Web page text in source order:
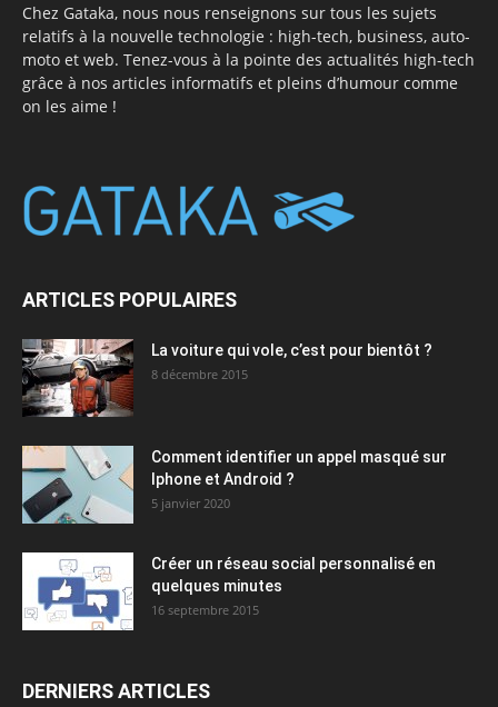
Chez Gataka, nous nous renseignons sur tous les sujets
relatifs à la nouvelle technologie : high-tech, business, auto-
moto et web. Tenez-vous à la pointe des actualités high-tech
grâce à nos articles informatifs et pleins d’humour comme
on les aime !
ARTICLES POPULAIRES
La voiture qui vole, c’est pour bientôt ?
8 décembre 2015
Comment identifier un appel masqué sur
Iphone et Android ?
5 janvier 2020
Créer un réseau social personnalisé en
quelques minutes
16 septembre 2015
DERNIERS ARTICLES